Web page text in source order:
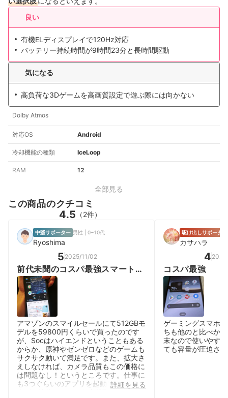
良い
有機ELディスプレイで120Hz対応
バッテリー持続時間が9時間23分と長時間駆動
気になる
高負荷な3Dゲームを高画質設定で遊ぶ際には向かない
Dolby Atmos
対応OS Android
冷却機能の種類 IceLoop
RAM 12
全部見る
この商品のクチコミ
4.5 （2件）
中堅サポーター 男性 | 0~10代
Ryoshima
5 2025/11/02
前代未聞のコスパ最強スマートフ
ォン！
アマゾンのスマイルセールにて512GBモ
デルを59800円くらいで買ったのです
が、Socはハイエンドということもある
からか、原神やゼンゼロなどのゲームも
サクサク動いて満足です。また、拡大さ
えしなければ、カメラ品質もこの価格に
は問題なし！というところです。仕事に
も3つぐらいのアプリを起動して使いま
詳細を見る
駆け出しサポーター
カサハラ
4
コスパ最強
ゲーミングスマホ
ちも他のと比べか
末なので使いやす
ても容量が圧迫さ